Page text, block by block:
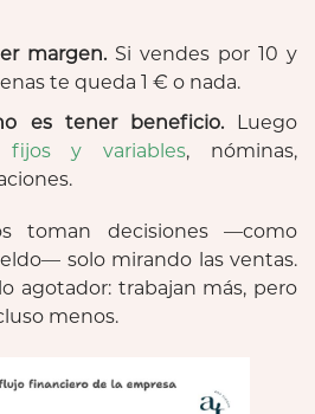
margen. Si vendes por 10 y
te queda 1 € o nada.
es tener beneficio.Luego
fijos y variables, nóminas,
toman decisiones —como
solo mirando las ventas.
agotador: trabajan más, pero
menos.